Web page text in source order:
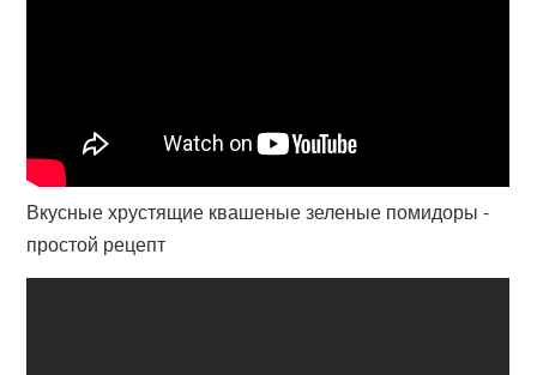
Вкусные хрустящие квашеные зеленые помидоры -
простой рецепт